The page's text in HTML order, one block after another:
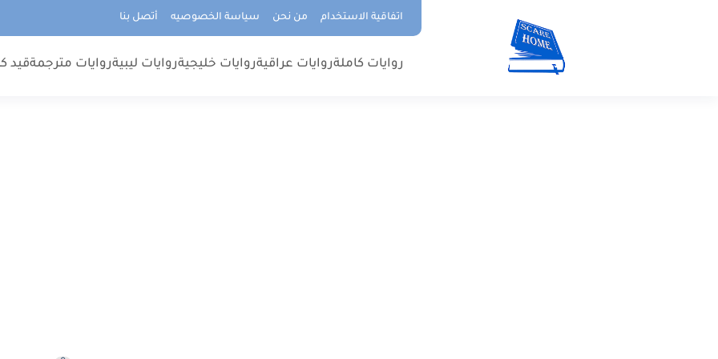
اتفاقية الاستخدام من نحن سياسة الخصوصيه أتصل بنا
روايات كاملةروايات عراقيةروايات خليجيةروايات ليبيةروايات مترجمةقيد